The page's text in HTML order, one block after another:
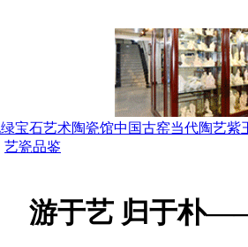
绿宝石艺术陶瓷馆中国古窑当代陶艺紫
艺瓷品鉴
游于艺 归于朴